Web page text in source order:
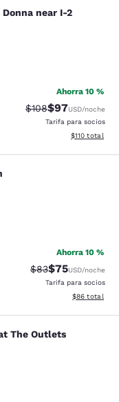
near I-2
near I-2
Bueno. 533 reseñas
Ahorra 10 %
Precio tachado:
$108Precio con
$97USD/noche
Tarifa para socios
Ver detalles
$110 total
Bueno. 550 reseñas
Ahorra 10 %
Precio tachado:
$83Precio con
$75USD/noche
Tarifa para socios
Ver detalles
$86 total
The Outlets
The Outlets
Bueno. 205 reseñas